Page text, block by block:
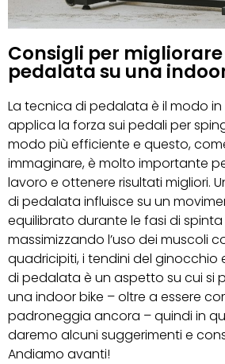
Consigli per
pedalata su una
La tecnica di pedalata è il modo in
applica la forza sui pedali per
modo più efficiente e questo,
immaginare, è molto importante
lavoro e ottenere risultati migliori.
di pedalata influisce su un
equilibrato durante le fasi di
massimizzando l’uso dei muscoli
quadricipiti, i tendini del ginocchio
di pedalata è un aspetto su cui si
una indoor bike – oltre a essere
padroneggia ancora – quindi in
daremo alcuni suggerimenti e
Andiamo avanti!